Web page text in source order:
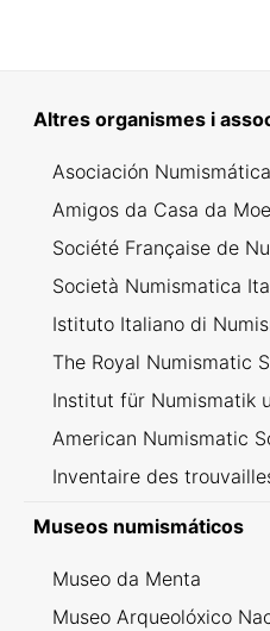
Altres organismes i
Asociación
Amigos da Casa da
Société Française de
Società Numismatica
Istituto Italiano di
The Royal Numismatic
Institut für Numismatik
American Numismatic
Inventaire des
Museos numismáticos
Museo da Menta
Museo Arqueolóxico